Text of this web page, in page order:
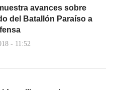
avances sobre
del Batallón Paraíso a
- 11:52